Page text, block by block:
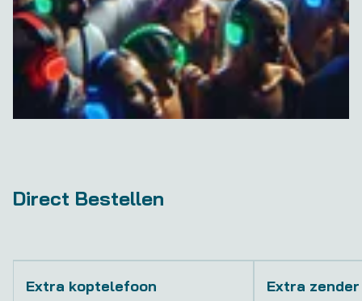
Direct Bestellen
Extra koptelefoon Extra